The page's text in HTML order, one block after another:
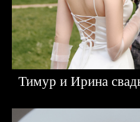
Тимур и Ирина